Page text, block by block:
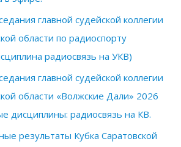
главной судейской коллегии
области по радиоспорту
радиосвязь на УКВ)
главной судейской коллегии
области «Волжские Дали» 2026
дисциплины: радиосвязь на КВ.
результаты Кубка Саратовской